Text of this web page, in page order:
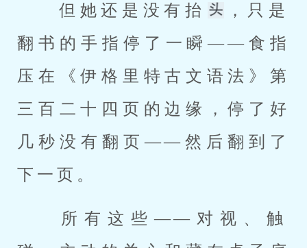
但她还是没有抬
，只是
翻书的手指停了一瞬——食指
压在《伊格里特古文语法》第
三百二十四页的边缘，停了好
几秒没有翻页——然后翻到了
下一页。